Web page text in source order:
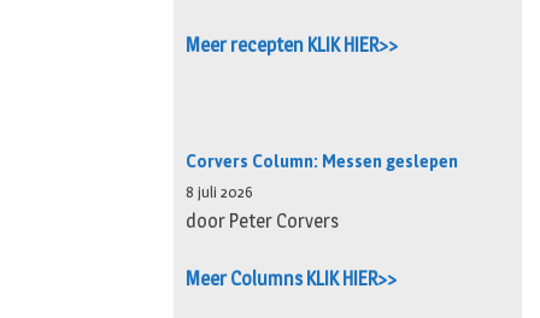
Meer recepten KLIK HIER>>
Corvers Column: Messen geslepen
8 juli 2026
door Peter Corvers
Meer Columns KLIK HIER>>